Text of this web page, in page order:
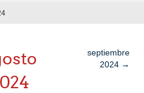
(ES)
septiembre
2024 →